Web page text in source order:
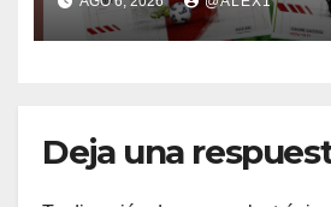
italiana: fichan por
Atletico Bono
Deja una